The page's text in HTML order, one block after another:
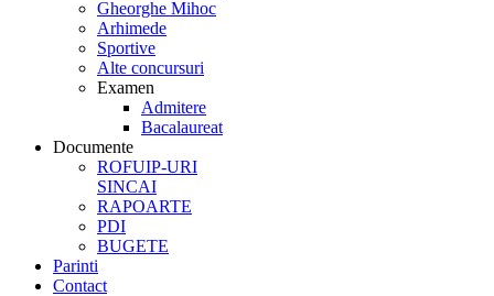
Gheorghe Mihoc
Arhimede
Sportive
Alte concursuri
Examen
Admitere
Bacalaureat
Documente
ROFUIP-URI
SINCAI
RAPOARTE
PDI
BUGETE
Parinti
Contact